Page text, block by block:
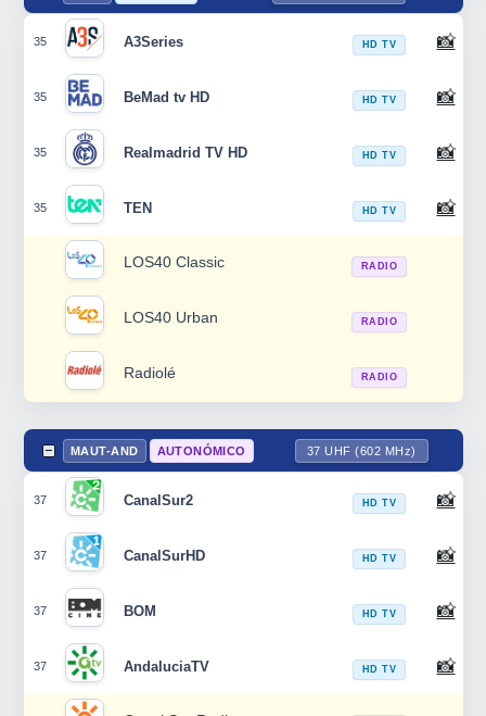
35 A3Series HD TV 📸
35 BeMad tv HD HD TV 📸
35 Realmadrid TV HD HD TV 📸
35 TEN HD TV 📸
LOS40 Classic RADIO
LOS40 Urban RADIO
Radiolé RADIO
MAUT-AND AUTONÓMICO 37 UHF (602 MHz)
37 CanalSur2 HD TV 📸
37 CanalSurHD HD TV 📸
37 BOM HD TV 📸
37 AndaluciaTV HD TV 📸